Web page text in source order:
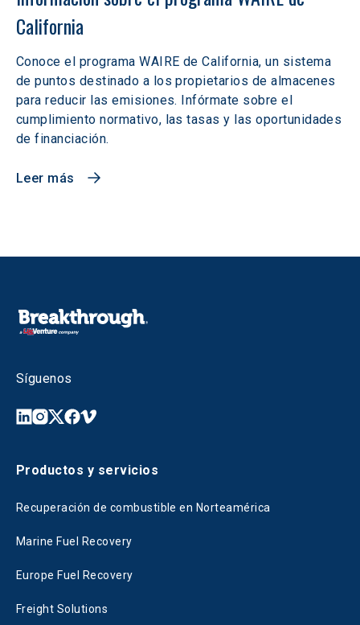
California
Conoce el programa WAIRE de California, un sistema
de puntos destinado a los propietarios de almacenes
para reducir las emisiones. Infórmate sobre el
cumplimiento normativo, las tasas y las oportunidades
de financiación.
Leer más
Síguenos
Productos y servicios
Recuperación de combustible en Norteamérica
Marine Fuel Recovery
Europe Fuel Recovery
Freight Solutions